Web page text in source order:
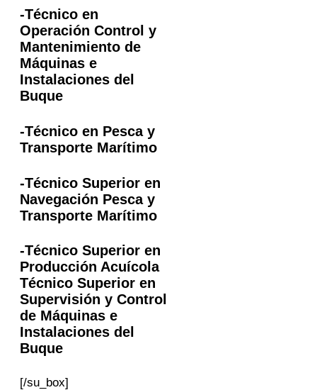
-Técnico en
Operación Control y
Mantenimiento de
Máquinas e
Instalaciones del
Buque
-Técnico en Pesca y
Transporte Marítimo
-Técnico Superior en
Navegación Pesca y
Transporte Marítimo
-Técnico Superior en
Producción Acuícola
Técnico Superior en
Supervisión y Control
de Máquinas e
Instalaciones del
Buque
[/su_box]